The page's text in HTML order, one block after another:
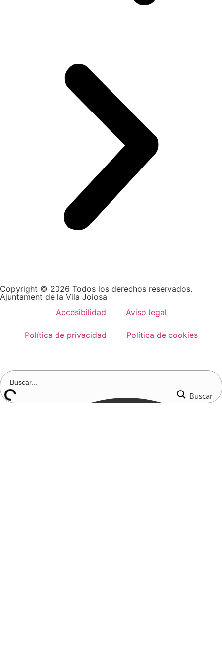
Copyright © 2026 Todos los derechos reservados.
Ajuntament de la Vila Joiosa
Accesibilidad
Aviso legal
Política de privacidad Política de cookies
Buscar